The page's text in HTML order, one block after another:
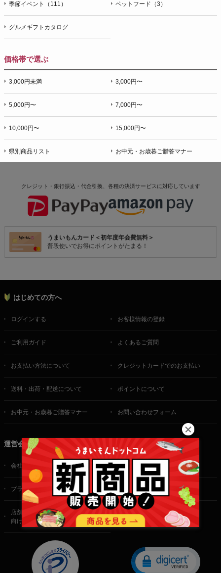
季節イベント（111） ペットフード（3）
グルメギフトカタログ
価格帯で選ぶ
3,000円未満 3,000円〜
5,000円〜 7,000円〜
10,000円〜 15,000円〜
県別商品リスト お中元・お歳暮ご贈答マナー
クレジット・銀行振込・代金引換、各種の決済サービスに対応しています
うまいもんカード＜初年度年会費無料＞
普段使いでお得にポイントがたまる！
はじめての方へ
ログインする お客様情報の登録
ご利用ガイド よくあるご質問
お支払い方法について クレジットカードでのお支払い
送料・出荷・配送について ポイントについて
お中元・お歳暮ご贈答マナー お問い合わせフォーム
運営会社
会社概要 ご利用規約
プライバシーポリシー 特定商取引法に基づく表記
店舗・法人・生産者様
向けのお問い合わせ